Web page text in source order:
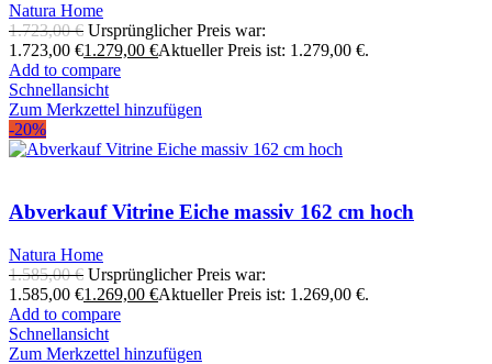
Natura Home
1.723,00€ Ursprünglicher Preis war:
1.723,00 €1.279,00 €Aktueller Preis ist: 1.279,00 €.
Add to compare
Schnellansicht
Zum Merkzettel hinzufügen
-20%
Abverkauf Vitrine Eiche massiv 162 cm hoch
Natura Home
1.585,00€ Ursprünglicher Preis war:
1.585,00 €1.269,00 €Aktueller Preis ist: 1.269,00 €.
Add to compare
Schnellansicht
Zum Merkzettel hinzufügen